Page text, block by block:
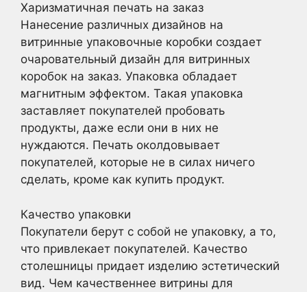
Харизматичная печать на заказ
Нанесение различных дизайнов на
витринные упаковочные коробки создает
очаровательный дизайн для витринных
коробок на заказ. Упаковка обладает
магнитным эффектом. Такая упаковка
заставляет покупателей пробовать
продукты, даже если они в них не
нуждаются. Печать околдовывает
покупателей, которые не в силах ничего
сделать, кроме как купить продукт.
Качество упаковки
Покупатели берут с собой не упаковку, а то,
что привлекает покупателей. Качество
столешницы придает изделию эстетический
вид. Чем качественнее витрины для